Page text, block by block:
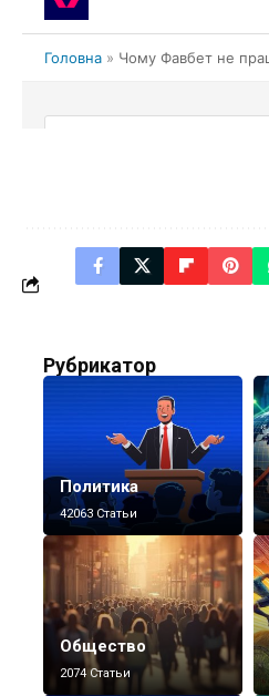
Рубрикатор
Политика
42063 Статьи
Общество
2074 Статьи